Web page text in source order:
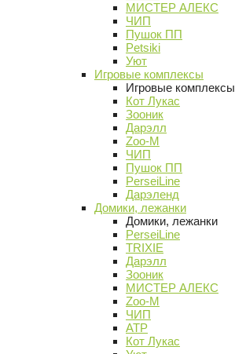
МИСТЕР АЛЕКС
ЧИП
Пушок ПП
Petsiki
Уют
Игровые комплексы
Игровые комплексы
Кот Лукас
Зооник
Дарэлл
Zoo-M
ЧИП
Пушок ПП
PerseiLine
Дарэленд
Домики, лежанки
Домики, лежанки
PerseiLine
TRIXIE
Дарэлл
Зооник
МИСТЕР АЛЕКС
Zoo-M
ЧИП
АТР
Кот Лукас